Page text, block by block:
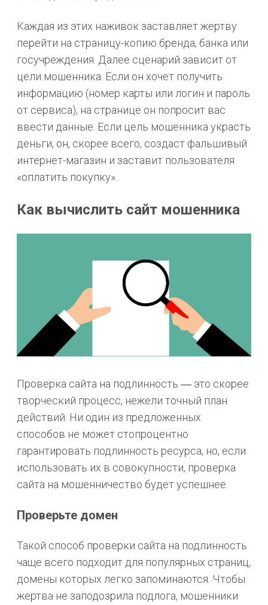
Каждая из этих наживок заставляет жертву
перейти на страницу-копию бренда, банка или
госучреждения. Далее сценарий зависит от
цели мошенника. Если он хочет получить
информацию (номер карты или логин и пароль
от сервиса), на странице он попросит вас
ввести данные. Если цель мошенника украсть
деньги, он, скорее всего, создаст фальшивый
интернет-магазин и заставит пользователя
«оплатить покупку».
Как вычислить сайт мошенника
Проверка сайта на подлинность ― это скорее
творческий процесс, нежели точный план
действий. Ни один из предложенных
способов не может стопроцентно
гарантировать подлинность ресурса, но, если
использовать их в совокупности, проверка
сайта на мошенничество будет успешнее.
Проверьте домен
Такой способ проверки сайта на подлинность
чаще всего подходит для популярных страниц,
домены которых легко запоминаются. Чтобы
жертва не заподозрила подлога, мошенники